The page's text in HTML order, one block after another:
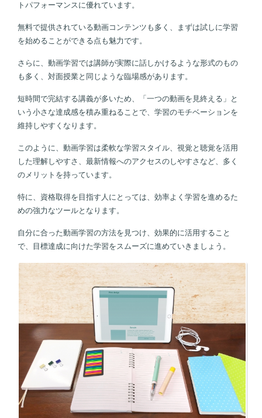
トパフォーマンスに優れています。
無料で提供されている動画コンテンツも多く、まずは試しに学習
を始めることができる点も魅力です。
さらに、動画学習では講師が実際に話しかけるような形式のもの
も多く、対面授業と同じような臨場感があります。
短時間で完結する講義が多いため、「一つの動画を見終える」と
いう小さな達成感を積み重ねることで、学習のモチベーションを
維持しやすくなります。
このように、動画学習は柔軟な学習スタイル、視覚と聴覚を活用
した理解しやすさ、最新情報へのアクセスのしやすさなど、多く
のメリットを持っています。
特に、資格取得を目指す人にとっては、効率よく学習を進めるた
めの強力なツールとなります。
自分に合った動画学習の方法を見つけ、効果的に活用すること
で、目標達成に向けた学習をスムーズに進めていきましょう。